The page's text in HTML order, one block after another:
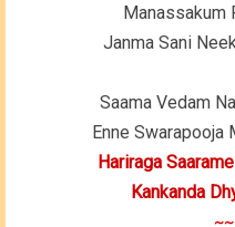
Manassakum
Janma Sani
Saama Vedam
Enne Swarapooja
Hariraga
Kankanda